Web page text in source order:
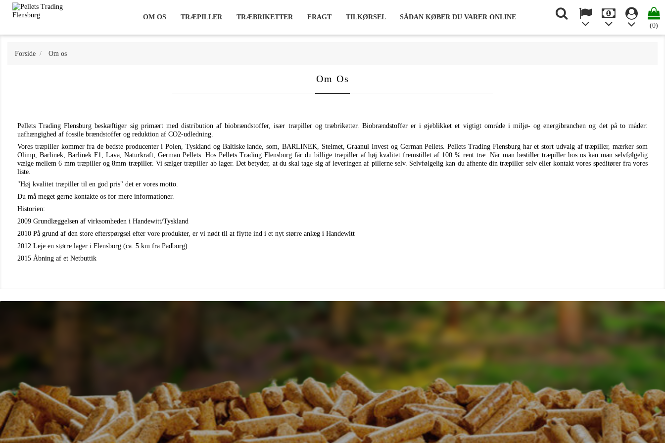
OM OS TRÆPILLER TRÆBRIKETTER FRAGT TILKØRSEL
SÅDAN KØBER DU VARER ONLINE
(0)
Forside Om os
Om Os
Pellets Trading Flensburg beskæftiger sig primært med distribution af biobrændstoffer, især træpiller og træbriketter. Biobrændstoffer er i øjeblikket et vigtigt område i miljø- og energibranchen og det på to måder:
uafhængighed af fossile brændstoffer og reduktion af CO2-udledning.
Vores træpiller kommer fra de bedste producenter i Polen, Tyskland og Baltiske lande, som, BARLINEK, Stelmet, Graanul Invest og German Pellets. Pellets Trading Flensburg har et stort udvalg af træpiller, mærker som
Olimp, Barlinek, Barlinek F1, Lava, Naturkraft, German Pellets. Hos Pellets Trading Flensburg får du billige træpiller af høj kvalitet fremstillet af 100 % rent træ. Når man bestiller træpiller hos os kan man selvfølgelig
vælge mellem 6 mm træpiller og 8mm træpiller. Vi sælger træpiller ab lager. Det betyder, at du skal tage sig af leveringen af pillerne selv. Selvfølgelig kan du afhente din træpiller selv eller kontakt vores speditører fra vores
liste.
"Høj kvalitet træpiller til en god pris" det er vores motto.
Du må meget gerne kontakte os for mere informationer.
Historien:
2009 Grundlæggelsen af virksomheden i Handewitt/Tyskland
2010 På grund af den store efterspørgsel efter vore produkter, er vi nødt til at flytte ind i et nyt større anlæg i Handewitt
2012 Leje en større lager i Flensborg (ca. 5 km fra Padborg)
2015 Åbning af et Netbuttik